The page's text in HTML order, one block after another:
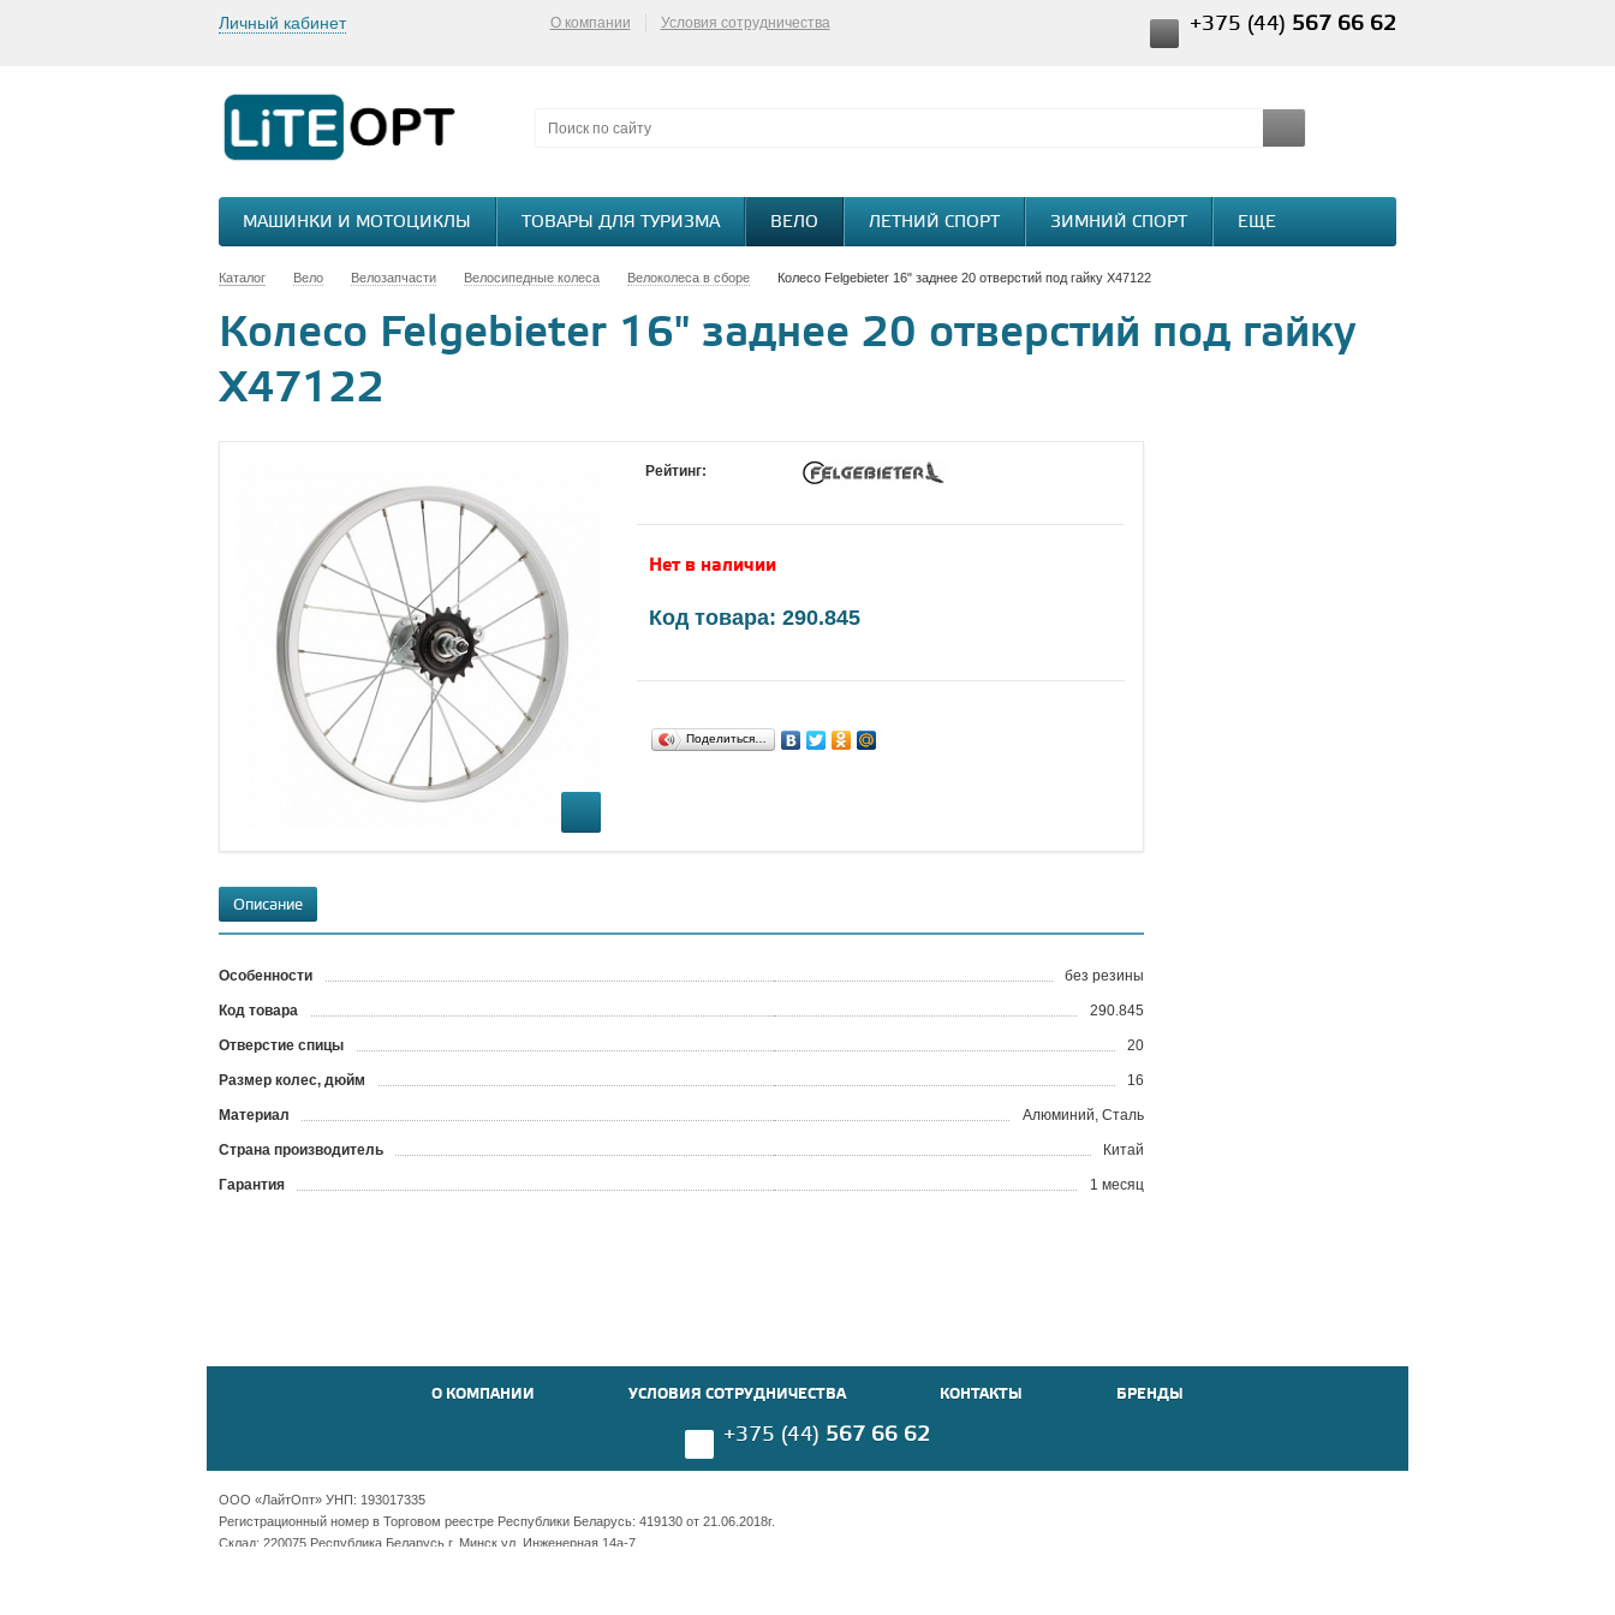
Личный кабинет О компании Условия сотрудничества +375 (44) 567 66 62
МАШИНКИ И МОТОЦИКЛЫ ТОВАРЫ ДЛЯ ТУРИЗМА ВЕЛО ЛЕТНИЙ СПОРТ ЗИМНИЙ СПОРТ ЕЩЕ
Каталог Вело Велозапчасти Велосипедные колеса Велоколеса в сборе Колесо Felgebieter 16" заднее 20 отверстий под гайку Х47122
Колесо Felgebieter 16" заднее 20 отверстий под гайку
Х47122
Рейтинг:
Нет в наличии
Код товара: 290.845
Поделиться…
Описание
Особенности без резины
Код товара 290.845
Отверстие спицы 20
Размер колес, дюйм 16
Материал Алюминий, Сталь
Страна производитель Китай
Гарантия 1 месяц
О КОМПАНИИ УСЛОВИЯ СОТРУДНИЧЕСТВА КОНТАКТЫ БРЕНДЫ
+375 (44) 567 66 62
ООО «ЛайтОпт» УНП: 193017335
Регистрационный номер в Торговом реестре Республики Беларусь: 419130 от 21.06.2018г.
Склад: 220075 Республика Беларусь г. Минск ул. Инженерная 14а-7